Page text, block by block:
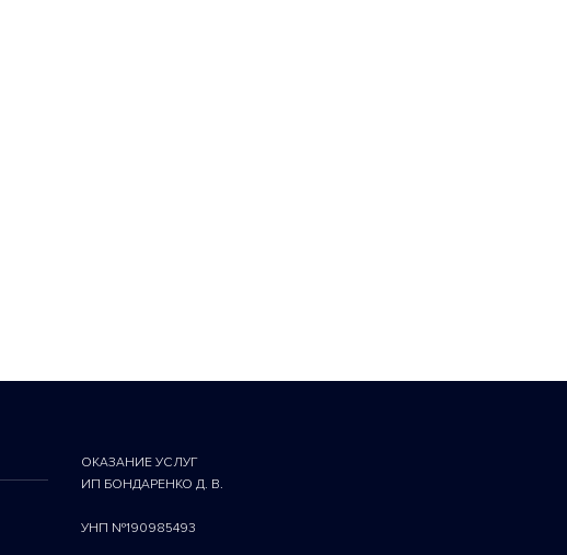
ОКАЗАНИЕ УСЛУГ
ИП БОНДАРЕНКО Д. В.
УНП №190985493